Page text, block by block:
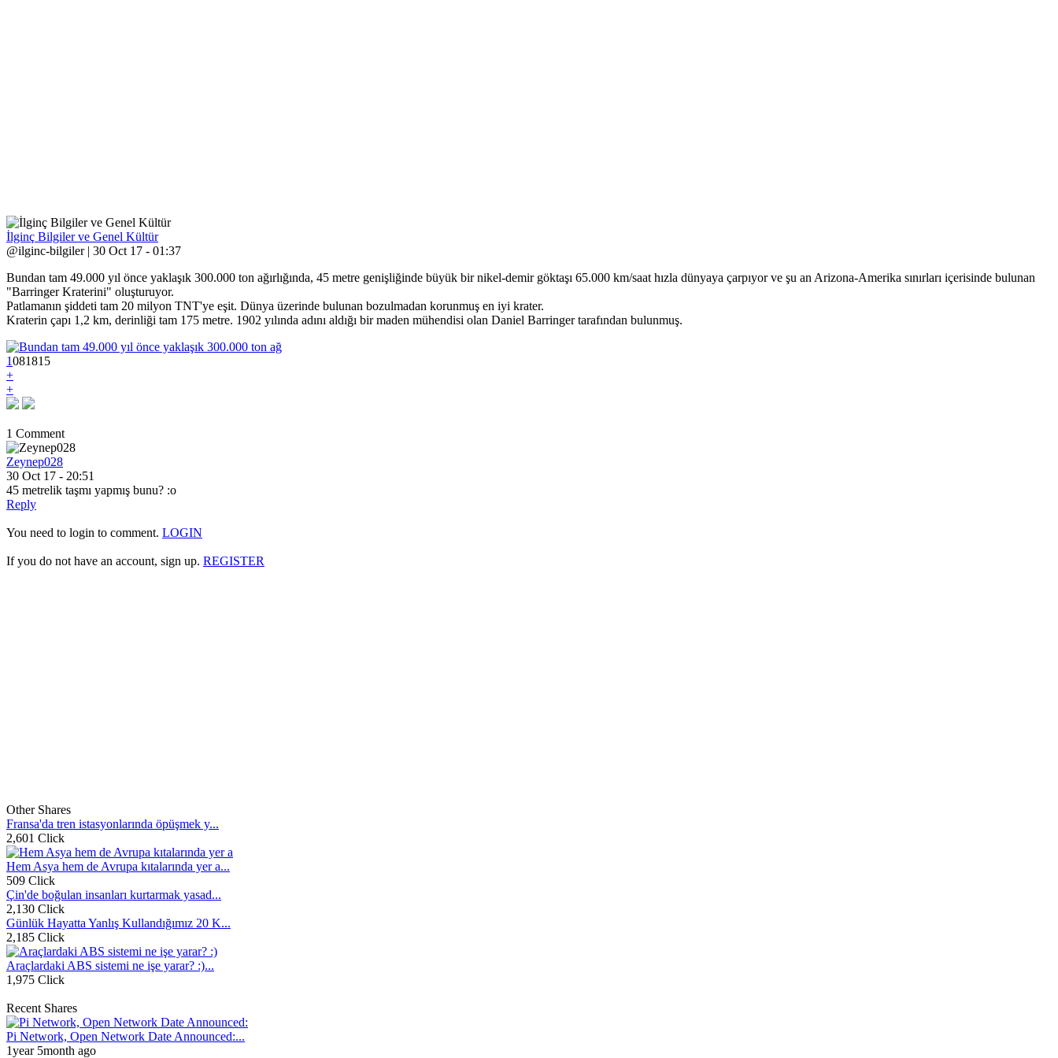
İlginç Bilgiler ve Genel Kültür
@ilginc-bilgiler | 30 Oct 17 - 01:37
Bundan tam 49.000 yıl önce yaklaşık 300.000 ton ağırlığında, 45 metre genişliğinde büyük bir nikel-demir göktaşı 65.000 km/saat hızla dünyaya çarpıyor ve şu an Arizona-Amerika sınırları içerisinde bulunan
"Barringer Kraterini" oluşturuyor.
Patlamanın şiddeti tam 20 milyon TNT'ye eşit. Dünya üzerinde bulunan bozulmadan korunmuş en iyi krater.
Kraterin çapı 1,2 km, derinliği tam 175 metre. 1902 yılında adını aldığı bir maden mühendisi olan Daniel Barringer tarafından bulunmuş.
1081815
+
+
1 Comment
Zeynep028
30 Oct 17 - 20:51
45 metrelik taşmı yapmış bunu? :o
Reply
You need to login to comment. LOGIN
If you do not have an account, sign up. REGISTER
Other Shares
Fransa'da tren istasyonlarında öpüşmek y...
2,601 Click
Hem Asya hem de Avrupa kıtalarında yer a...
509 Click
Çin'de boğulan insanları kurtarmak yasad...
2,130 Click
Günlük Hayatta Yanlış Kullandığımız 20 K...
2,185 Click
Araçlardaki ABS sistemi ne işe yarar? :)...
1,975 Click
Recent Shares
Pi Network, Open Network Date Announced:...
1year 5month ago